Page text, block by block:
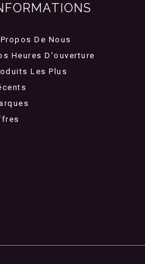
De Nous
Heures D'ouverture
Les Plus